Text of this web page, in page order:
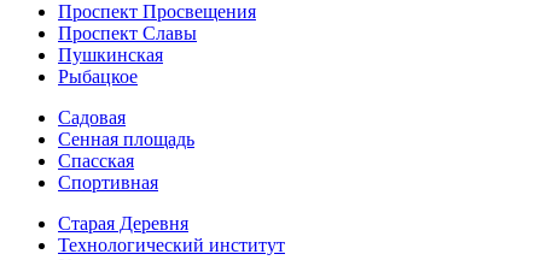
Проспект Просвещения
Проспект Славы
Пушкинская
Рыбацкое
Садовая
Сенная площадь
Спасская
Спортивная
Старая Деревня
Технологический институт